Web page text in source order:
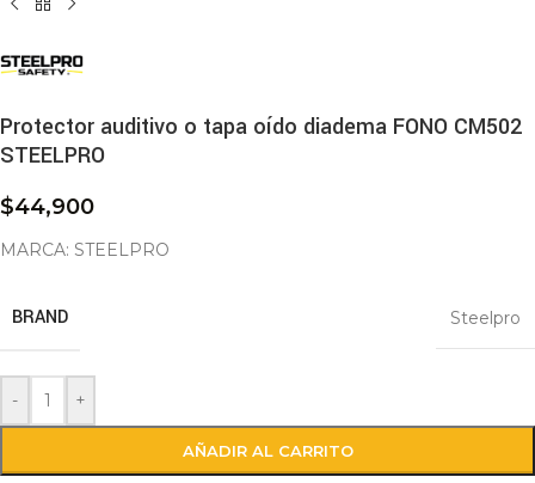
Protector auditivo o tapa oído diadema FONO CM502
STEELPRO
$44,900
MARCA: STEELPRO
BRAND Steelpro
- +
AÑADIR AL CARRITO